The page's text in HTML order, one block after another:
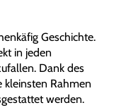
Geschichte.
in jeden
Dank des
kleinsten Rahmen
werden.